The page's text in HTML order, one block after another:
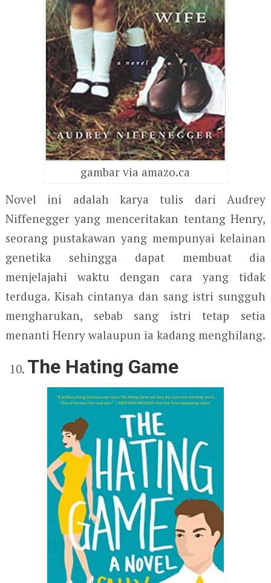
gambar via amazo.ca
Novel ini adalah karya tulis dari Audrey
Niffenegger yang menceritakan tentang Henry,
seorang pustakawan yang mempunyai kelainan
genetika sehingga dapat membuat dia
menjelajahi waktu dengan cara yang tidak
terduga. Kisah cintanya dan sang istri sungguh
mengharukan, sebab sang istri tetap setia
menanti Henry walaupun ia kadang menghilang.
The Hating Game